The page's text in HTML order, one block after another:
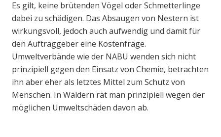
Es gilt, keine brütenden Vögel oder Schmetterlinge
dabei zu schädigen. Das Absaugen von Nestern ist
wirkungsvoll, jedoch auch aufwendig und damit für
den Auftraggeber eine Kostenfrage.
Umweltverbände wie der NABU wenden sich nicht
prinzipiell gegen den Einsatz von Chemie, betrachten
ihn aber eher als letztes Mittel zum Schutz von
Menschen. In Wäldern rät man prinzipiell wegen der
möglichen Umweltschäden davon ab.